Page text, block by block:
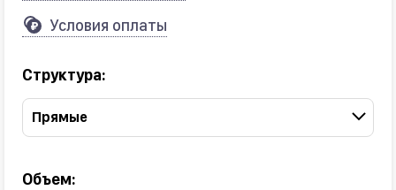
Условия оплаты
Структура:
Прямые
Объем: